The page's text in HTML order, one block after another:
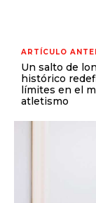
ARTÍCULO
Un salto de
histórico
límites en el
atletismo